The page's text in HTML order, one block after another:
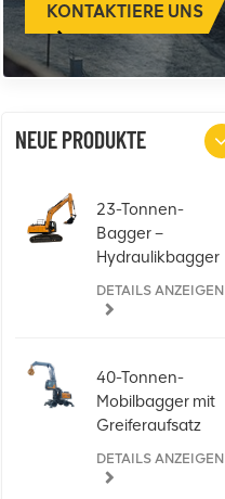
KONTAKTIERE UNS
NEUE PRODUKTE
23-Tonnen-
Bagger –
Hydraulikbagger
für jede
Aufgabe
DETAILS ANZEIGEN
40-Tonnen-
Mobilbagger mit
Greiferaufsatz
DETAILS ANZEIGEN